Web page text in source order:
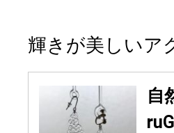
輝きが美しいア
自